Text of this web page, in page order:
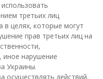
третьих лиц
целях, которые могут
прав третьих лиц на
иное нарушение
Украины.
осуществлять действий,